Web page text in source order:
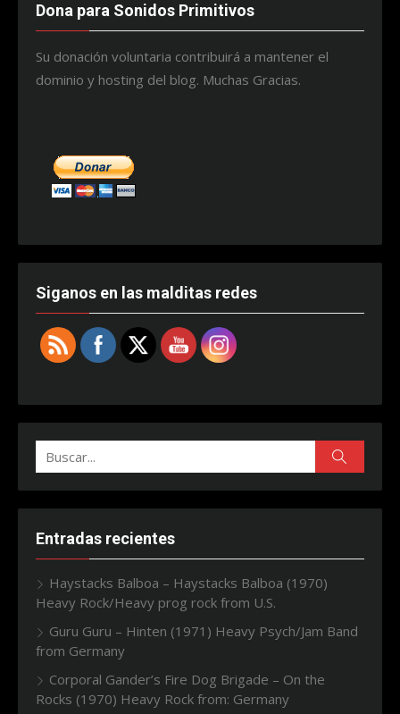
Dona para Sonidos Primitivos
Su donación voluntaria contribuirá a mantener el
dominio y hosting del blog. Muchas Gracias.
Siganos en las malditas redes
Buscar:
Entradas recientes
Haystacks Balboa – Haystacks Balboa (1970)
Heavy Rock/Heavy prog rock from U.S.
Guru Guru – Hinten (1971) Heavy Psych/Jam Band
from Germany
Corporal Gander’s Fire Dog Brigade – On the
Rocks (1970) Heavy Rock from: Germany